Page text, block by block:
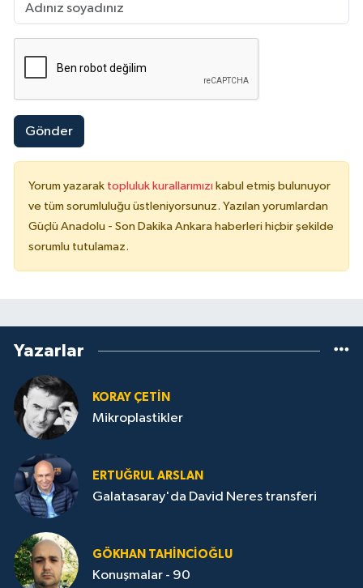
Gönder
Yorum yazarak topluluk kurallarımızı kabul etmiş bulunuyor
ve tüm sorumluluğu üstleniyorsunuz. Yazılan yorumlardan
Güçlü Anadolu - Son Dakika Ankara haberleri hiçbir şekilde
sorumlu tutulamaz.
Yazarlar
KORAY ÇETIN
Mikroplastikler
ERTUĞRUL ARSLAN
Galatasaray'da David Neres transferi
GÖKHAN TAHINCIOĞLU
Konuşmalar - 90